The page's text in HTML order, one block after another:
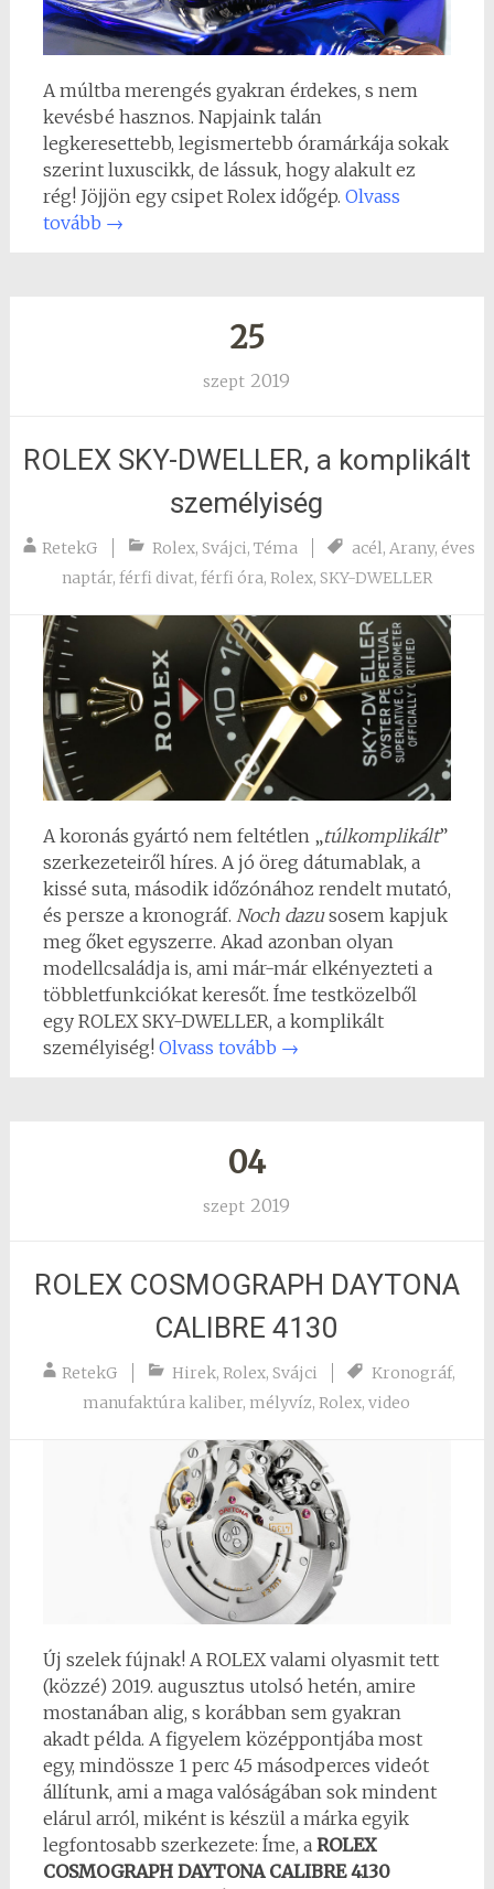
A múltba merengés gyakran érdekes, s nem
kevésbé hasznos. Napjaink talán
legkeresettebb, legismertebb óramárkája sokak
szerint luxuscikk, de lássuk, hogy alakult ez
rég! Jöjjön egy csipet Rolex időgép. Olvass
tovább →
25
szept 2019
ROLEX SKY-DWELLER, a komplikált
személyiség
RetekG Rolex,Svájci,Téma acél,Arany, éves
naptár, férfi divat, férfi óra, Rolex, SKY-DWELLER
A koronás gyártó nem feltétlen „túlkomplikált”
szerkezeteiről híres. A jó öreg dátumablak, a
kissé suta, második időzónához rendelt mutató,
és persze a kronográf. Noch dazusosem kapjuk
meg őket egyszerre. Akad azonban olyan
modellcsaládja is, ami már-már elkényezteti a
többletfunkciókat keresőt. Íme testközelből
egy ROLEX SKY-DWELLER, a komplikált
személyiség! Olvass tovább →
04
szept 2019
ROLEX COSMOGRAPH DAYTONA
CALIBRE 4130
RetekG Hirek,Rolex,Svájci Kronográf,
manufaktúra kaliber, mélyvíz,Rolex,video
Új szelek fújnak! A ROLEX valami olyasmit tett
(közzé) 2019. augusztus utolsó hetén, amire
mostanában alig, s korábban sem gyakran
akadt példa. A figyelem középpontjába most
egy, mindössze 1 perc 45 másodperces videót
állítunk, ami a maga valóságában sok mindent
elárul arról, miként is készül a márka egyik
legfontosabb szerkezete: Íme, a ROLEX
COSMOGRAPH DAYTONA CALIBRE 4130